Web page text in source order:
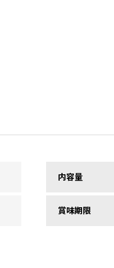
内容量
賞味期限